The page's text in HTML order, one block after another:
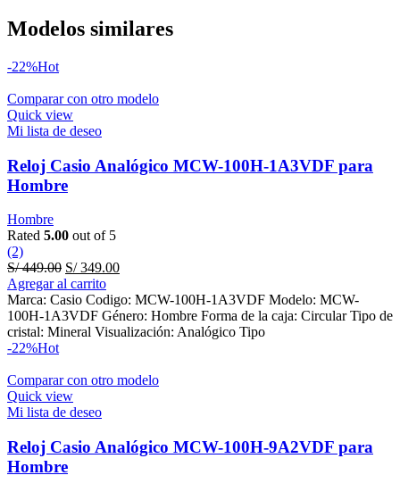
Modelos similares
-22%Hot
Comparar con otro modelo
Quick view
Mi lista de deseo
Reloj Casio Analógico MCW-100H-1A3VDF para
Hombre
Hombre
Rated 5.00 out of 5
(2)
S/449.00 Original
price
was:
S/ 449.00.
S/349.00Current
is:
S/ 349.00.
Agregar al carrito
Marca: Casio Codigo: MCW-100H-1A3VDF Modelo: MCW-
100H-1A3VDF Género: Hombre Forma de la caja: Circular Tipo de
cristal: Mineral Visualización: Analógico Tipo
-22%Hot
Comparar con otro modelo
Quick view
Mi lista de deseo
Reloj Casio Analógico MCW-100H-9A2VDF para
Hombre